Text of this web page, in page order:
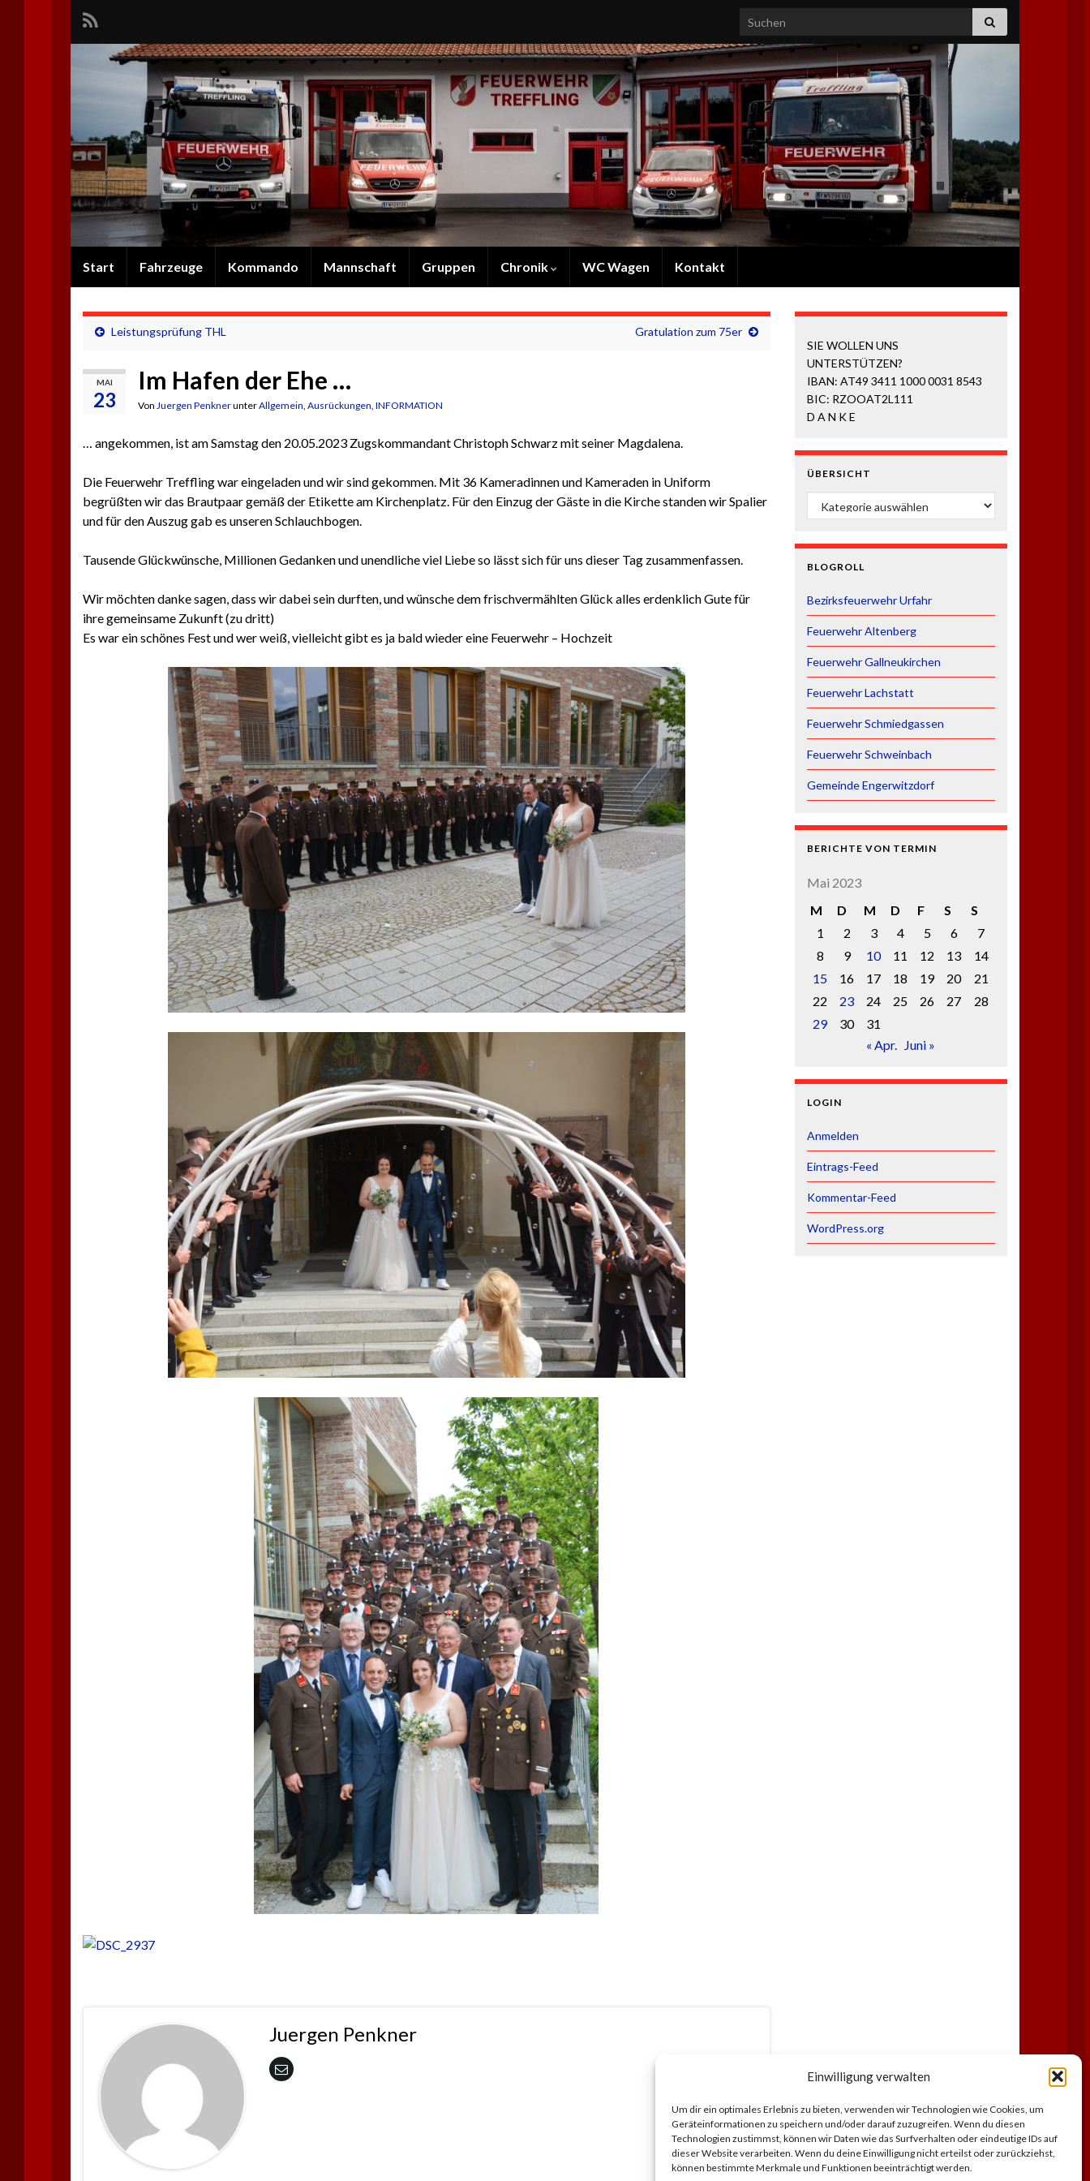
Einwilligung verwalten
Um dir ein optimales Erlebnis zu bieten, verwenden wir Technologien wie Cookies, um
Geräteinformationen zu speichern und/oder darauf zuzugreifen. Wenn du diesen
Technologien zustimmst, können wir Daten wie das Surfverhalten oder eindeutige IDs auf
dieser Website verarbeiten. Wenn du deine Einwilligung nicht erteilst oder zurückziehst,
können bestimmte Merkmale und Funktionen beeinträchtigt werden.
Search for:
Start Fahrzeuge Kommando Mannschaft Gruppen Chronik WC Wagen Kontakt
Leistungsprüfung THL Gratulation zum 75er
MAI
23
Im Hafen der Ehe …
Von Juergen PenknerunterAllgemein, Ausrückungen, INFORMATION
… angekommen, ist am Samstag den 20.05.2023 Zugskommandant Christoph Schwarz mit seiner Magdalena.
Die Feuerwehr Treffling war eingeladen und wir sind gekommen. Mit 36 Kameradinnen und Kameraden in Uniform
begrüßten wir das Brautpaar gemäß der Etikette am Kirchenplatz. Für den Einzug der Gäste in die Kirche standen wir Spalier
und für den Auszug gab es unseren Schlauchbogen.
Tausende Glückwünsche, Millionen Gedanken und unendliche viel Liebe so lässt sich für uns dieser Tag zusammenfassen.
Wir möchten danke sagen, dass wir dabei sein durften, und wünsche dem frischvermählten Glück alles erdenklich Gute für
ihre gemeinsame Zukunft (zu dritt)
Es war ein schönes Fest und wer weiß, vielleicht gibt es ja bald wieder eine Feuerwehr – Hochzeit
Juergen Penkner
SIE WOLLEN UNS
UNTERSTÜTZEN?
IBAN: AT49 3411 1000 0031 8543
BIC: RZOOAT2L111
D A N K E
ÜBERSICHT
ÜBERSICHT
BLOGROLL
Bezirksfeuerwehr Urfahr
Feuerwehr Altenberg
Feuerwehr Gallneukirchen
Feuerwehr Lachstatt
Feuerwehr Schmiedgassen
Feuerwehr Schweinbach
Gemeinde Engerwitzdorf
BERICHTE VON TERMIN
Mai 2023
M
D M D F S
S
1
2 3 4 5 6
7
8
9 10 11 12 13
14
15
16 17 18 19 20
21
22
23 24 25 26 27
28
29
30
31
« Apr. Juni »
LOGIN
Anmelden
Eintrags-Feed
Kommentar-Feed
WordPress.org